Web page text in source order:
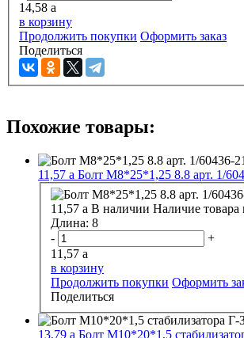
14,58 a
в корзину
Продолжить покупки Оформить заказ
Поделиться
Похожие товары:
11,57 a Болт М8*25*1,25 8.8 арт. 1/
11,57 a В наличии Наличие товара
Длина: 8
-
+
11,57 a
в корзину
Продолжить покупки Оформить
Поделиться
13,79 a Болт М10*20*1,5